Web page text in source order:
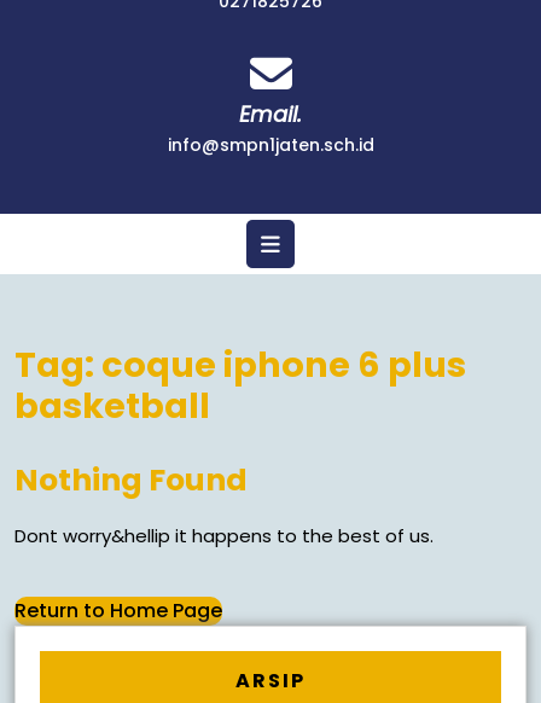
Email.
info@smpn1jaten.sch.id
Tag: coque iphone 6 plus
basketball
Nothing Found
Dont worry&hellip it happens to the best of us.
Return to Home Page
ARSIP